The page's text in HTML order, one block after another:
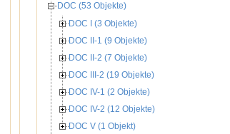
DOC (53 Objekte)
DOC I (3 Objekte)
DOC II-1 (9 Objekte)
DOC II-2 (7 Objekte)
DOC III-2 (19 Objekte)
DOC IV-1 (2 Objekte)
DOC IV-2 (12 Objekte)
DOC V (1 Objekt)